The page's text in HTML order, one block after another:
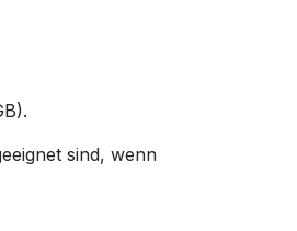
sind, wenn